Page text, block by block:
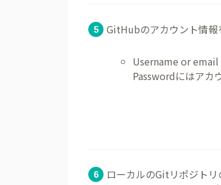
GitHubのアカウント情報
Username or email
Passwordにはアカ
ローカルのGitリポジト